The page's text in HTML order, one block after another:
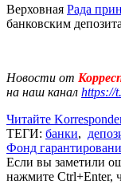
Верховная Рада
банковским
Новости от
на наш канал https://
Читайте
ТЕГИ: банки,
Фонд
Если вы заметили
нажмите Ctrl+Enter,